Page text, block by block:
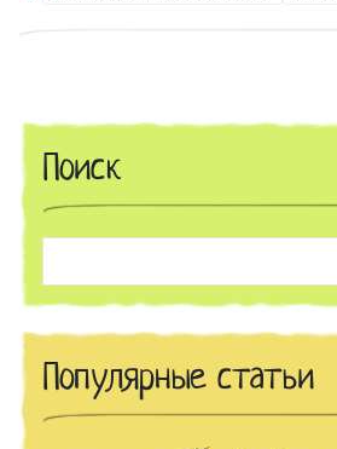
Поиск
Популярные статьи